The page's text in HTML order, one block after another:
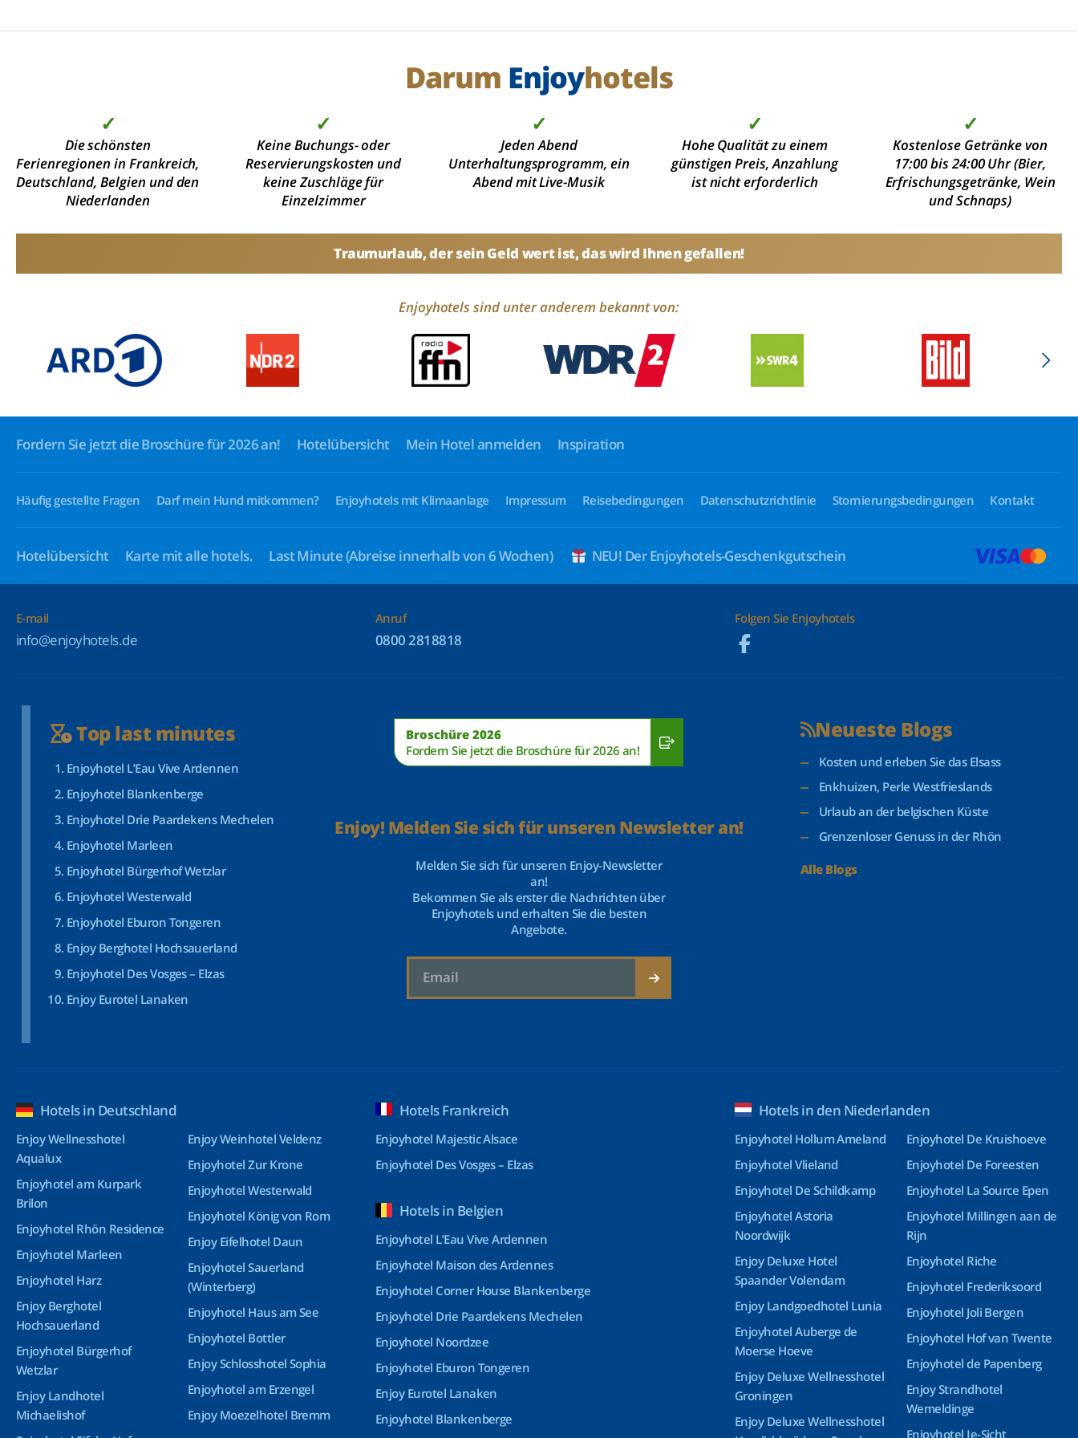
Darum Enjoyhotels
✓
Die schönsten
Ferienregionen in Frankreich,
Deutschland, Belgien und den
Niederlanden
✓
Keine Buchungs- oder
Reservierungskosten und
keine Zuschläge für
Einzelzimmer
✓
Jeden Abend
Unterhaltungsprogramm, ein
Abend mit Live-Musik
✓
Hohe Qualität zu einem
günstigen Preis, Anzahlung
ist nicht erforderlich
✓
Kostenlose Getränke von
17:00 bis 24:00 Uhr (Bier,
Erfrischungsgetränke, Wein
und Schnaps)
Traumurlaub, der sein Geld wert ist, das wird Ihnen gefallen!
Enjoyhotels sind unter anderem bekannt von:
Fordern Sie jetzt die Broschüre für 2026 an! Hotelübersicht Mein Hotel anmelden Inspiration
Häufig gestellte Fragen Darf mein Hund mitkommen? Enjoyhotels mit Klimaanlage Impressum Reisebedingungen Datenschutzrichtlinie Stornierungsbedingungen Kontakt
Hotelübersicht Karte mit alle hotels. Last Minute(Abreise innerhalb von 6 Wochen) NEU! Der Enjoyhotels-Geschenkgutschein
E-mail
info@enjoyhotels.de
Anruf
0800 2818818
Folgen Sie Enjoyhotels
Top last minutes
Enjoyhotel L’Eau Vive Ardennen
Enjoyhotel Blankenberge
Enjoyhotel Drie Paardekens Mechelen
Enjoyhotel Marleen
Enjoyhotel Bürgerhof Wetzlar
Enjoyhotel Westerwald
Enjoyhotel Eburon Tongeren
Enjoy Berghotel Hochsauerland
Enjoyhotel Des Vosges – Elzas
Enjoy Eurotel Lanaken
Broschüre 2026
Fordern Sie jetzt die Broschüre für 2026 an!
Enjoy! Melden Sie sich für unseren Newsletter an!
Melden Sie sich für unseren Enjoy-Newsletter
an!
Bekommen Sie als erster die Nachrichten über
Enjoyhotels und erhalten Sie die besten
Angebote.
Neueste Blogs
Kosten und erleben Sie das Elsass
Enkhuizen, Perle Westfrieslands
Urlaub an der belgischen Küste
Grenzenloser Genuss in der Rhön
Alle Blogs
Hotels in Deutschland
Enjoy Wellnesshotel
Aqualux
Enjoyhotel am Kurpark
Brilon
Enjoyhotel Rhön Residence
Enjoyhotel Marleen
Enjoyhotel Harz
Enjoy Berghotel
Hochsauerland
Enjoyhotel Bürgerhof
Wetzlar
Enjoy Landhotel
Michaelishof
Enjoy Weinhotel Veldenz
Enjoyhotel Zur Krone
Enjoyhotel Westerwald
Enjoyhotel König von Rom
Enjoy Eifelhotel Daun
Enjoyhotel Sauerland
(Winterberg)
Enjoyhotel Haus am See
Enjoyhotel Bottler
Enjoy Schlosshotel Sophia
Enjoyhotel am Erzengel
Enjoy Moezelhotel Bremm
Hotels Frankreich
Enjoyhotel Majestic Alsace
Enjoyhotel Des Vosges – Elzas
Hotels in Belgien
Enjoyhotel L’Eau Vive Ardennen
Enjoyhotel Maison des Ardennes
Enjoyhotel Corner House Blankenberge
Enjoyhotel Drie Paardekens Mechelen
Enjoyhotel Noordzee
Enjoyhotel Eburon Tongeren
Enjoy Eurotel Lanaken
Enjoyhotel Blankenberge
Hotels in den Niederlanden
Enjoyhotel Hollum Ameland
Enjoyhotel Vlieland
Enjoyhotel De Schildkamp
Enjoyhotel Astoria
Noordwijk
Enjoy Deluxe Hotel
Spaander Volendam
Enjoy Landgoedhotel Lunia
Enjoyhotel Auberge de
Moerse Hoeve
Enjoy Deluxe Wellnesshotel
Groningen
Enjoy Deluxe Wellnesshotel
Enjoyhotel De Kruishoeve
Enjoyhotel De Foreesten
Enjoyhotel La Source Epen
Enjoyhotel Millingen aan de
Rijn
Enjoyhotel Riche
Enjoyhotel Frederiksoord
Enjoyhotel Joli Bergen
Enjoyhotel Hof van Twente
Enjoyhotel de Papenberg
Enjoy Strandhotel
Wemeldinge
Enjoyhotel Ie-Sicht